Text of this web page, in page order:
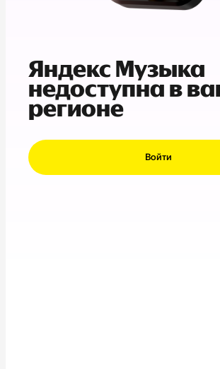
Яндекс Музыка
недоступна в
регионе
Войти